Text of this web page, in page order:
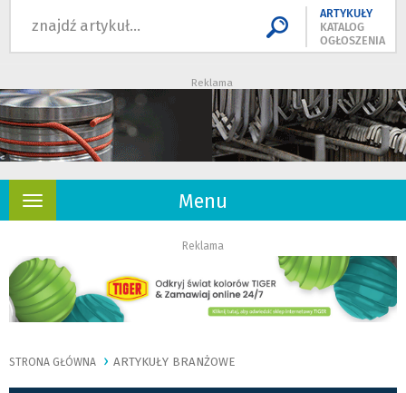
ARTYKUŁY
KATALOG
OGŁOSZENIA
Reklama
Menu
Rozwiń
Reklama
STRONA GŁÓWNA ARTYKUŁY BRANŻOWE